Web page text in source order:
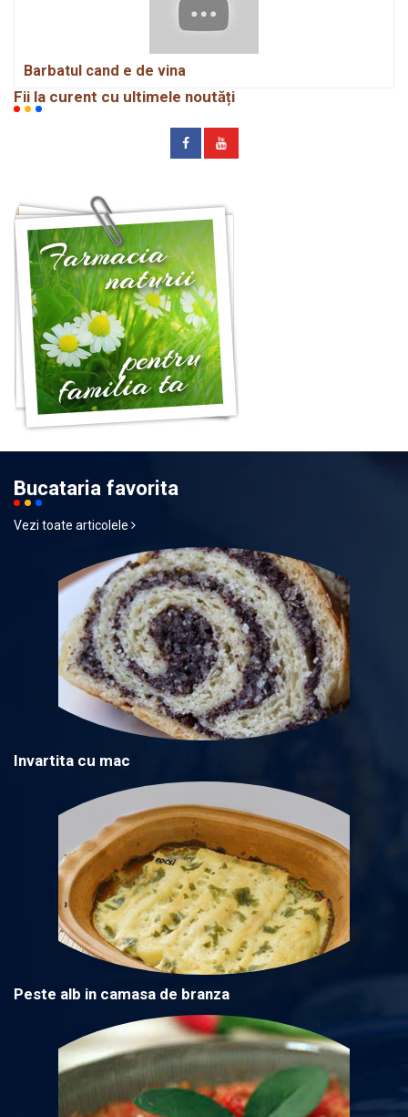
Barbatul cand e de vina
Fii la curent cu ultimele noutăți
Bucataria favorita
Vezi toate articolele
Invartita cu mac
Peste alb in camasa de branza